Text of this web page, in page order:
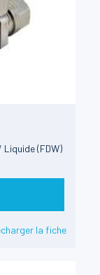
(FDW)
la fiche